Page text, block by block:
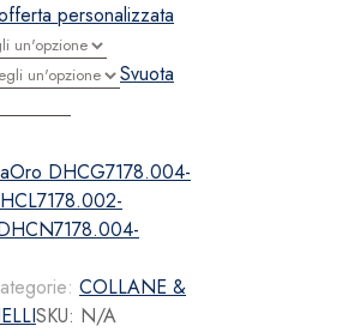
personalizzata
Svuota
DHCG7178.004-
COLLANE &
SKU: N/A